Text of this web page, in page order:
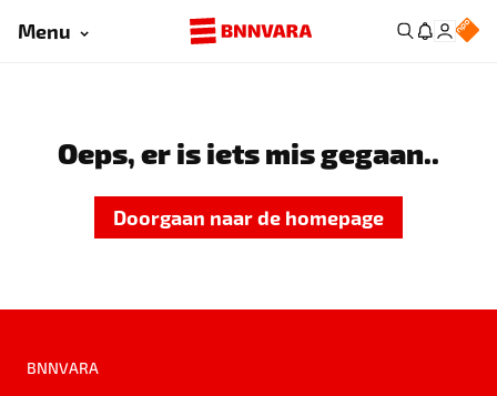
Menu
Oeps, er is iets mis gegaan..
Doorgaan naar de homepage
BNNVARA